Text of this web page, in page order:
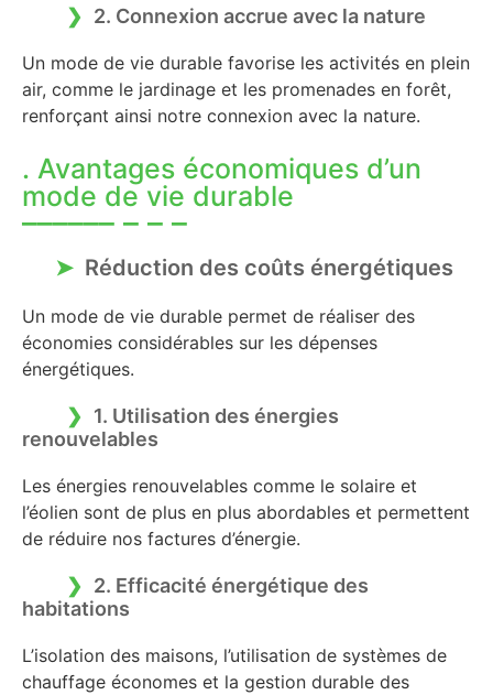
2. Connexion accrue avec la nature
Un mode de vie durable favorise les activités en plein
air, comme le jardinage et les promenades en forêt,
renforçant ainsi notre connexion avec la nature.
. Avantages économiques d’un
mode de vie durable
Réduction des coûts énergétiques
Un mode de vie durable permet de réaliser des
économies considérables sur les dépenses
énergétiques.
1. Utilisation des énergies
renouvelables
Les énergies renouvelables comme le solaire et
l’éolien sont de plus en plus abordables et permettent
de réduire nos factures d’énergie.
2. Efficacité énergétique des
habitations
L’isolation des maisons, l’utilisation de systèmes de
chauffage économes et la gestion durable des